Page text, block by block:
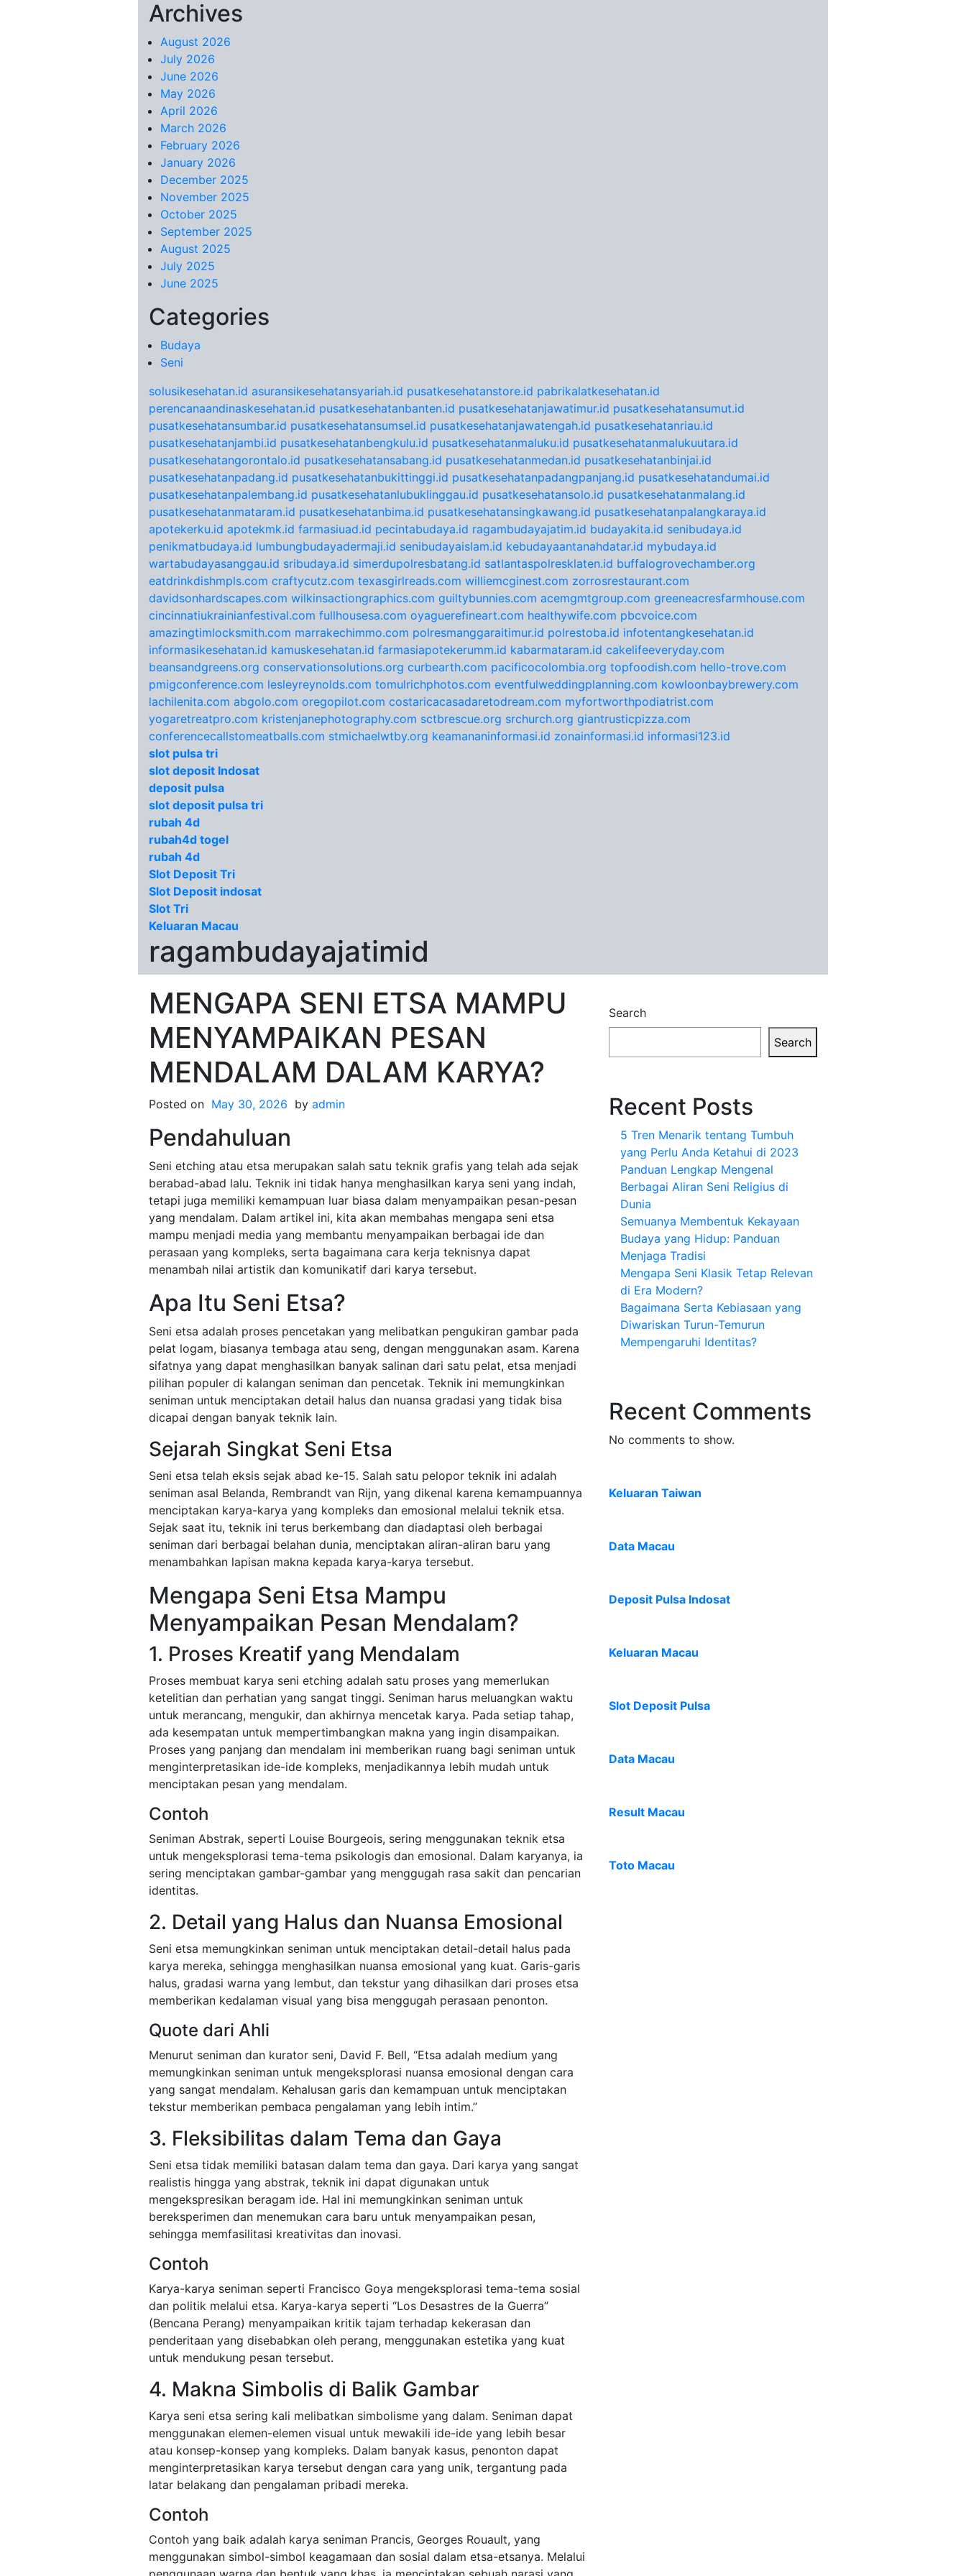
Skip to content
Archives
August 2026
July 2026
June 2026
May 2026
April 2026
March 2026
February 2026
January 2026
December 2025
November 2025
October 2025
September 2025
August 2025
July 2025
June 2025
Categories
Budaya
Seni
solusikesehatan.id asuransikesehatansyariah.id pusatkesehatanstore.id pabrikalatkesehatan.id
perencanaandinaskesehatan.id pusatkesehatanbanten.id pusatkesehatanjawatimur.id pusatkesehatansumut.id
pusatkesehatansumbar.id pusatkesehatansumsel.id pusatkesehatanjawatengah.id pusatkesehatanriau.id
pusatkesehatanjambi.id pusatkesehatanbengkulu.id pusatkesehatanmaluku.id pusatkesehatanmalukuutara.id
pusatkesehatangorontalo.id pusatkesehatansabang.id pusatkesehatanmedan.id pusatkesehatanbinjai.id
pusatkesehatanpadang.id pusatkesehatanbukittinggi.id pusatkesehatanpadangpanjang.id pusatkesehatandumai.id
pusatkesehatanpalembang.id pusatkesehatanlubuklinggau.id pusatkesehatansolo.id pusatkesehatanmalang.id
pusatkesehatanmataram.id pusatkesehatanbima.id pusatkesehatansingkawang.id pusatkesehatanpalangkaraya.id
apotekerku.id apotekmk.id farmasiuad.id pecintabudaya.id ragambudayajatim.id budayakita.id senibudaya.id
penikmatbudaya.id lumbungbudayadermaji.id senibudayaislam.id kebudayaantanahdatar.id mybudaya.id
wartabudayasanggau.id sribudaya.id simerdupolresbatang.id satlantaspolresklaten.id buffalogrovechamber.org
eatdrinkdishmpls.com craftycutz.com texasgirlreads.com williemcginest.com zorrosrestaurant.com
davidsonhardscapes.com wilkinsactiongraphics.com guiltybunnies.com acemgmtgroup.com greeneacresfarmhouse.com
cincinnatiukrainianfestival.com fullhousesa.com oyaguerefineart.com healthywife.com pbcvoice.com
amazingtimlocksmith.com marrakechimmo.com polresmanggaraitimur.id polrestoba.id infotentangkesehatan.id
informasikesehatan.id kamuskesehatan.id farmasiapotekerumm.id kabarmataram.id cakelifeeveryday.com
beansandgreens.org conservationsolutions.org curbearth.com pacificocolombia.org topfoodish.com hello-trove.com
pmigconference.com lesleyreynolds.com tomulrichphotos.com eventfulweddingplanning.com kowloonbaybrewery.com
lachilenita.com abgolo.com oregopilot.com costaricacasadaretodream.com myfortworthpodiatrist.com
yogaretreatpro.com kristenjanephotography.com sctbrescue.org srchurch.org giantrusticpizza.com
conferencecallstomeatballs.com stmichaelwtby.org keamananinformasi.id zonainformasi.id informasi123.id
slot pulsa tri
slot deposit Indosat
deposit pulsa
slot deposit pulsa tri
rubah 4d
rubah4d togel
rubah 4d
Slot Deposit Tri
Slot Deposit indosat
Slot Tri
Keluaran Macau
ragambudayajatimid
MENGAPA SENI ETSA MAMPU
MENYAMPAIKAN PESAN
MENDALAM DALAM KARYA?
Posted on May 30, 2026 by admin
Pendahuluan
Seni etching atau etsa merupakan salah satu teknik grafis yang telah ada sejak
berabad-abad lalu. Teknik ini tidak hanya menghasilkan karya seni yang indah,
tetapi juga memiliki kemampuan luar biasa dalam menyampaikan pesan-pesan
yang mendalam. Dalam artikel ini, kita akan membahas mengapa seni etsa
mampu menjadi media yang membantu menyampaikan berbagai ide dan
perasaan yang kompleks, serta bagaimana cara kerja teknisnya dapat
menambah nilai artistik dan komunikatif dari karya tersebut.
Apa Itu Seni Etsa?
Seni etsa adalah proses pencetakan yang melibatkan pengukiran gambar pada
pelat logam, biasanya tembaga atau seng, dengan menggunakan asam. Karena
sifatnya yang dapat menghasilkan banyak salinan dari satu pelat, etsa menjadi
pilihan populer di kalangan seniman dan pencetak. Teknik ini memungkinkan
seniman untuk menciptakan detail halus dan nuansa gradasi yang tidak bisa
dicapai dengan banyak teknik lain.
Sejarah Singkat Seni Etsa
Seni etsa telah eksis sejak abad ke-15. Salah satu pelopor teknik ini adalah
seniman asal Belanda, Rembrandt van Rijn, yang dikenal karena kemampuannya
menciptakan karya-karya yang kompleks dan emosional melalui teknik etsa.
Sejak saat itu, teknik ini terus berkembang dan diadaptasi oleh berbagai
seniman dari berbagai belahan dunia, menciptakan aliran-aliran baru yang
menambahkan lapisan makna kepada karya-karya tersebut.
Mengapa Seni Etsa Mampu
Menyampaikan Pesan Mendalam?
1. Proses Kreatif yang Mendalam
Proses membuat karya seni etching adalah satu proses yang memerlukan
ketelitian dan perhatian yang sangat tinggi. Seniman harus meluangkan waktu
untuk merancang, mengukir, dan akhirnya mencetak karya. Pada setiap tahap,
ada kesempatan untuk mempertimbangkan makna yang ingin disampaikan.
Proses yang panjang dan mendalam ini memberikan ruang bagi seniman untuk
menginterpretasikan ide-ide kompleks, menjadikannya lebih mudah untuk
menciptakan pesan yang mendalam.
Contoh
Seniman Abstrak, seperti Louise Bourgeois, sering menggunakan teknik etsa
untuk mengeksplorasi tema-tema psikologis dan emosional. Dalam karyanya, ia
sering menciptakan gambar-gambar yang menggugah rasa sakit dan pencarian
identitas.
2. Detail yang Halus dan Nuansa Emosional
Seni etsa memungkinkan seniman untuk menciptakan detail-detail halus pada
karya mereka, sehingga menghasilkan nuansa emosional yang kuat. Garis-garis
halus, gradasi warna yang lembut, dan tekstur yang dihasilkan dari proses etsa
memberikan kedalaman visual yang bisa menggugah perasaan penonton.
Quote dari Ahli
Menurut seniman dan kurator seni, David F. Bell, “Etsa adalah medium yang
memungkinkan seniman untuk mengeksplorasi nuansa emosional dengan cara
yang sangat mendalam. Kehalusan garis dan kemampuan untuk menciptakan
tekstur memberikan pembaca pengalaman yang lebih intim.”
3. Fleksibilitas dalam Tema dan Gaya
Seni etsa tidak memiliki batasan dalam tema dan gaya. Dari karya yang sangat
realistis hingga yang abstrak, teknik ini dapat digunakan untuk
mengekspresikan beragam ide. Hal ini memungkinkan seniman untuk
bereksperimen dan menemukan cara baru untuk menyampaikan pesan,
sehingga memfasilitasi kreativitas dan inovasi.
Contoh
Karya-karya seniman seperti Francisco Goya mengeksplorasi tema-tema sosial
dan politik melalui etsa. Karya-karya seperti “Los Desastres de la Guerra”
(Bencana Perang) menyampaikan kritik tajam terhadap kekerasan dan
penderitaan yang disebabkan oleh perang, menggunakan estetika yang kuat
untuk mendukung pesan tersebut.
4. Makna Simbolis di Balik Gambar
Karya seni etsa sering kali melibatkan simbolisme yang dalam. Seniman dapat
menggunakan elemen-elemen visual untuk mewakili ide-ide yang lebih besar
atau konsep-konsep yang kompleks. Dalam banyak kasus, penonton dapat
menginterpretasikan karya tersebut dengan cara yang unik, tergantung pada
latar belakang dan pengalaman pribadi mereka.
Contoh
Contoh yang baik adalah karya seniman Prancis, Georges Rouault, yang
menggunakan simbol-simbol keagamaan dan sosial dalam etsa-etsanya. Melalui
Search
Search
Recent Posts
5 Tren Menarik tentang Tumbuh
yang Perlu Anda Ketahui di 2023
Panduan Lengkap Mengenal
Berbagai Aliran Seni Religius di
Dunia
Semuanya Membentuk Kekayaan
Budaya yang Hidup: Panduan
Menjaga Tradisi
Mengapa Seni Klasik Tetap Relevan
di Era Modern?
Bagaimana Serta Kebiasaan yang
Diwariskan Turun-Temurun
Mempengaruhi Identitas?
Recent Comments
No comments to show.
Keluaran Taiwan
Data Macau
Deposit Pulsa Indosat
Keluaran Macau
Slot Deposit Pulsa
Data Macau
Result Macau
Toto Macau